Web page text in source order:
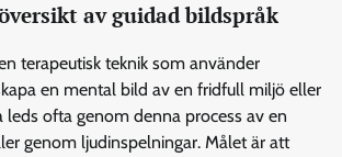
av guidad bildspråk
terapeutisk teknik som använder
en mental bild av en fridfull miljö eller
leds ofta genom denna process av en
genom ljudinspelningar. Målet är att